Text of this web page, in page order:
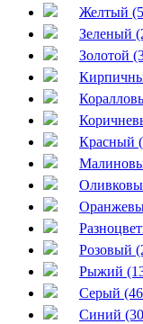
Желтый
Зеленый
Золотой
Красный
Розовый
Рыжий
Серый
Синий